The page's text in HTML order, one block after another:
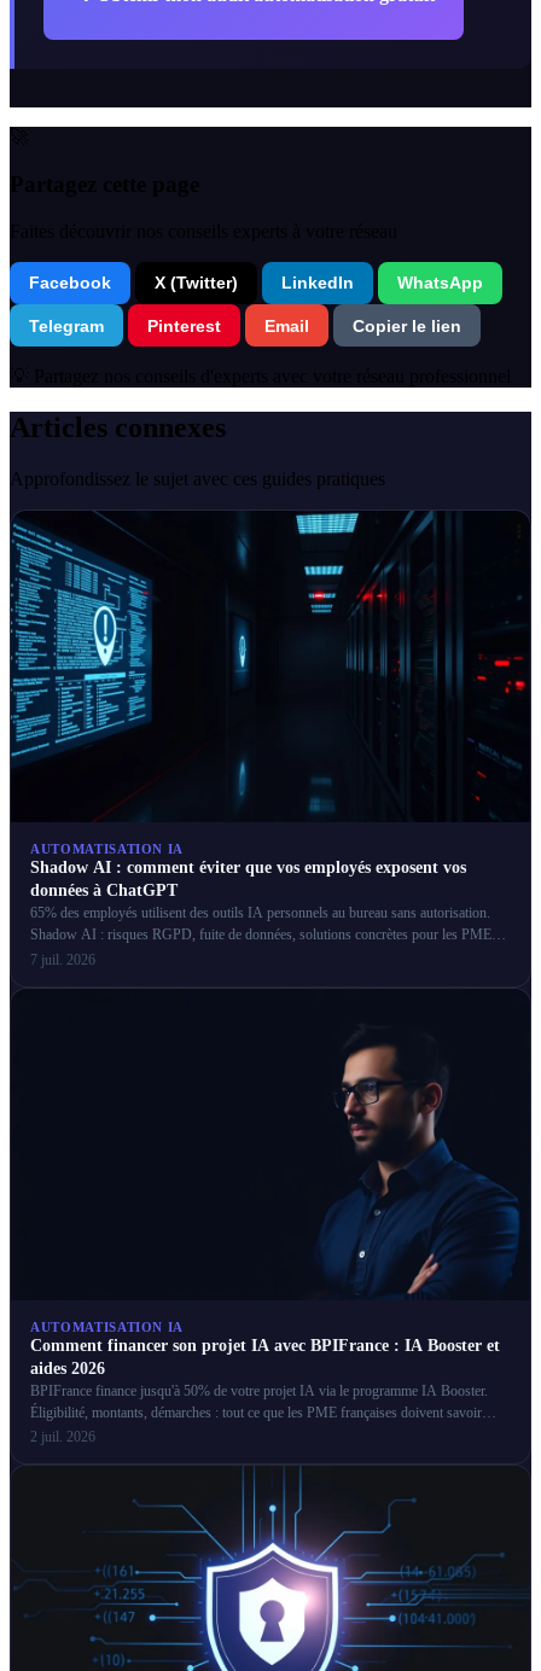
🚀
Partagez cette page
Faites découvrir nos conseils experts à votre réseau
Facebook X (Twitter) LinkedIn WhatsApp
Telegram Pinterest Email Copier le lien
💡 Partagez nos conseils d'experts avec votre réseau professionnel
Articles connexes
Approfondissez le sujet avec ces guides pratiques
AUTOMATISATION IA
Shadow AI : comment éviter que vos employés exposent vos
données à ChatGPT
65% des employés utilisent des outils IA personnels au bureau sans autorisation.
Shadow AI : risques RGPD, fuite de données, solutions concrètes pour les PME
françaises.
7 juil. 2026
AUTOMATISATION IA
Comment financer son projet IA avec BPIFrance : IA Booster et
aides 2026
BPIFrance finance jusqu'à 50% de votre projet IA via le programme IA Booster.
Éligibilité, montants, démarches : tout ce que les PME françaises doivent savoir
pour obtenir ces aides.
2 juil. 2026